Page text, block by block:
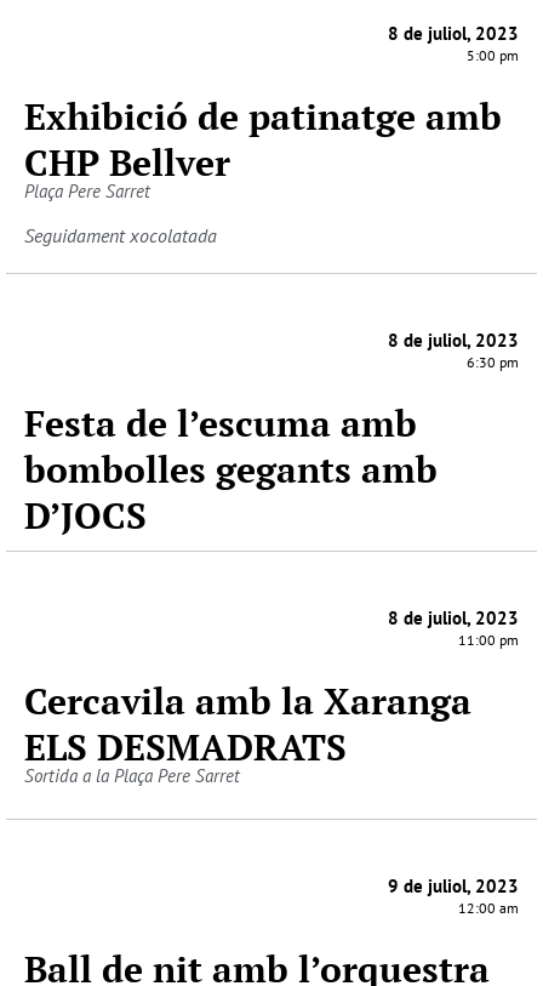
8 de juliol, 2023
5:00 pm
Exhibició de patinatge amb
CHP Bellver
Plaça Pere Sarret
Seguidament xocolatada
8 de juliol, 2023
6:30 pm
Festa de l’escuma amb
bombolles gegants amb
D’JOCS
8 de juliol, 2023
11:00 pm
Cercavila amb la Xaranga
ELS DESMADRATS
Sortida a la Plaça Pere Sarret
9 de juliol, 2023
12:00 am
Ball de nit amb l’orquestra